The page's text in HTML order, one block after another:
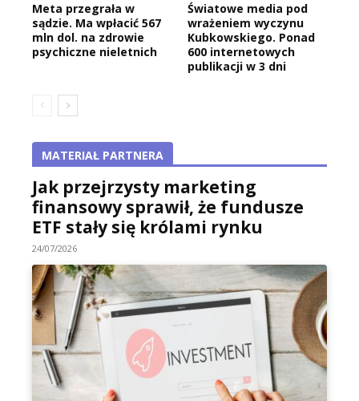
Meta przegrała w
sądzie. Ma wpłacić 567
mln dol. na zdrowie
psychiczne nieletnich
Światowe media pod
wrażeniem wyczynu
Kubkowskiego. Ponad
600 internetowych
publikacji w 3 dni
MATERIAŁ PARTNERA
Jak przejrzysty marketing
finansowy sprawił, że fundusze
ETF stały się królami rynku
24/07/2026